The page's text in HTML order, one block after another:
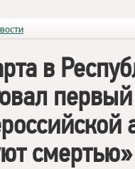
в
смертью»